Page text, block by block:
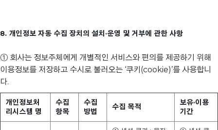
8. 개인정보 자동 수집 장치의 설치·운영 및 거부에 관한 사항
① 회사는 정보주체에게 개별적인 서비스와 편의를 제공하기 위해
이용정보를 저장하고 수시로 불러오는 ‘쿠키(cookie)’를 사용합니
다.
개인정보처
리시스템 명
수집
항목
수집
방법
수집 목적
보유·이용
기간